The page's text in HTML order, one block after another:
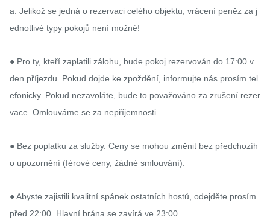
a. Jelikož se jedná o rezervaci celého objektu, vrácení peněz za j
ednotlivé typy pokojů není možné!
● Pro ty, kteří zaplatili zálohu, bude pokoj rezervován do 17:00 v
den příjezdu. Pokud dojde ke zpoždění, informujte nás prosím tel
efonicky. Pokud nezavoláte, bude to považováno za zrušení rezer
vace. Omlouváme se za nepříjemnosti.
● Bez poplatku za služby. Ceny se mohou změnit bez předchozíh
o upozornění (férové ​​ceny, žádné smlouvání).
● Abyste zajistili kvalitní spánek ostatních hostů, odejděte prosím
před 22:00. Hlavní brána se zavírá ve 23:00.